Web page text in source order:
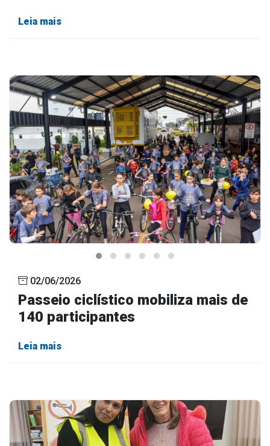
Leia mais
02/06/2026
Passeio ciclístico mobiliza mais de
140 participantes
Leia mais